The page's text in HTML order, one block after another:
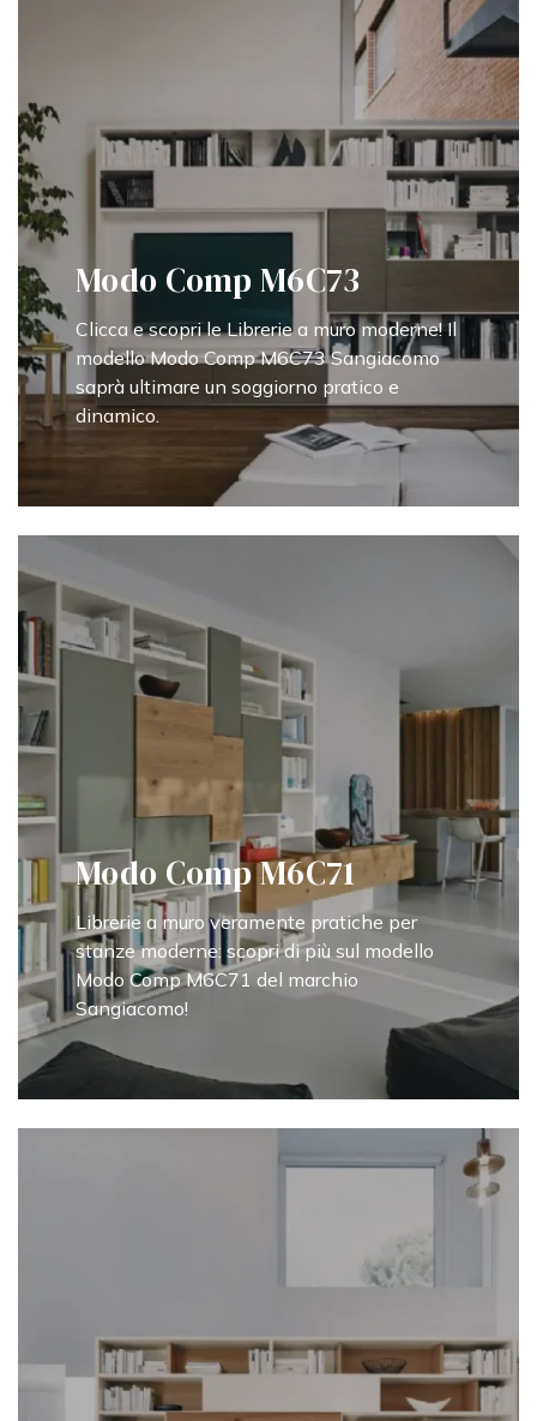
Modo Comp M6C73
Clicca e scopri le Librerie a muro moderne! Il
modello Modo Comp M6C73 Sangiacomo
saprà ultimare un soggiorno pratico e
dinamico.
Modo Comp M6C71
Librerie a muro veramente pratiche per
stanze moderne: scopri di più sul modello
Modo Comp M6C71 del marchio
Sangiacomo!